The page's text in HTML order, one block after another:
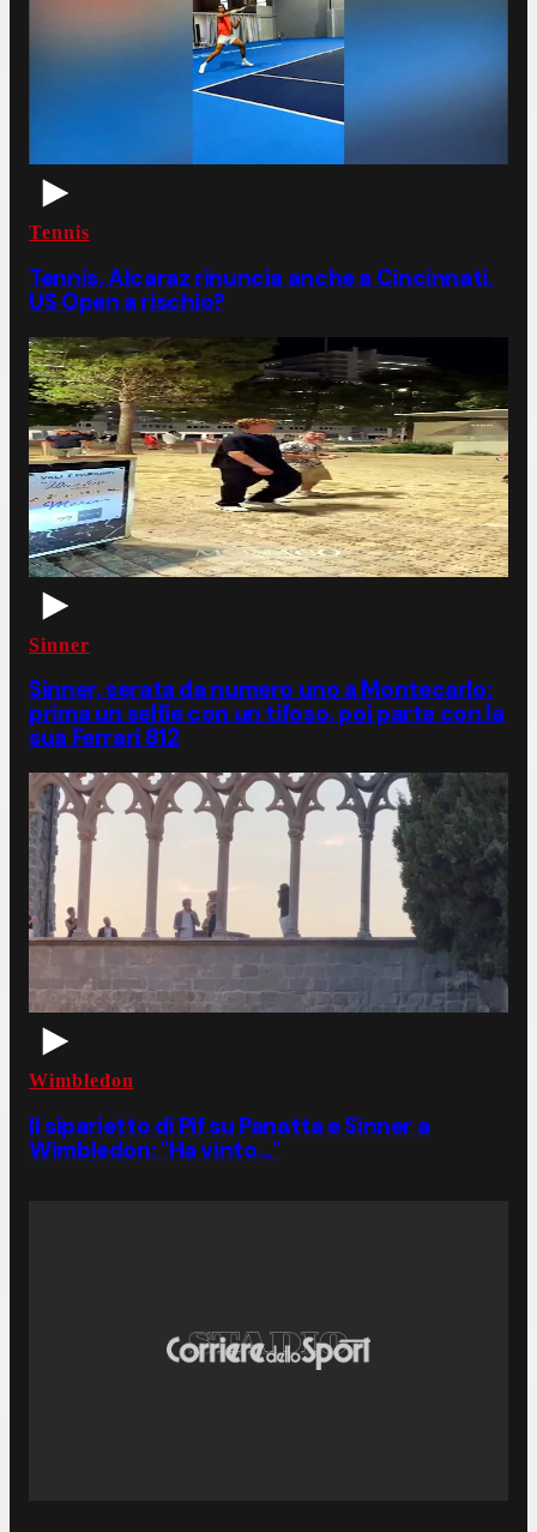
Tennis
Tennis, Alcaraz rinuncia anche a Cincinnati.
US Open a rischio?
Sinner
Sinner, serata da numero uno a Montecarlo:
prima un selfie con un tifoso, poi parte con la
sua Ferrari 812
Wimbledon
Il siparietto di Pif su Panatta e Sinner a
Wimbledon: "Ha vinto…"